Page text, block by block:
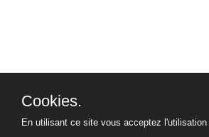
Cookies.
En utilisant ce site vous acceptez